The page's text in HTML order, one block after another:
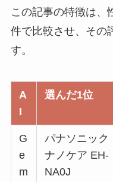
この記事の特徴は、
件で比較させ、その
す。
A
I
選んだ1位
G
e
m
パナソニック
ナノケア EH-
NA0J